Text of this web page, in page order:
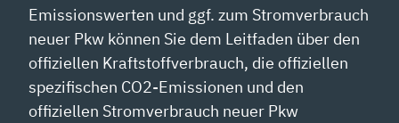
Emissionswerten und ggf. zum Stromverbrauch
neuer Pkw können Sie dem Leitfaden über den
offiziellen Kraftstoffverbrauch, die offiziellen
spezifischen CO2-Emissionen und den
offiziellen Stromverbrauch neuer Pkw